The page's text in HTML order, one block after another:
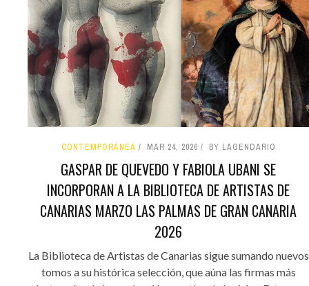
CONTEMPORÁNEA MAR 24, 2026 BY LAGENDARIO
GASPAR DE QUEVEDO Y FABIOLA UBANI SE
INCORPORAN A LA BIBLIOTECA DE ARTISTAS DE
CANARIAS MARZO LAS PALMAS DE GRAN CANARIA
2026
La Biblioteca de Artistas de Canarias sigue sumando nuevos
tomos a su histórica selección, que aúna las firmas más